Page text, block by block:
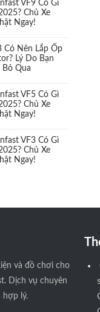
(0)
(9)
(6)
VF9 Có Gì
Chủ Xe
Ngay!
Có Nên Lắp Ốp
Lý Do Bạn
Bỏ Qua
VF5 Có Gì
Chủ Xe
Ngay!
VF3 Có Gì
Chủ Xe
Ngay!
và đồ chơi cho
Dịch vụ chuyên
hợp lý.